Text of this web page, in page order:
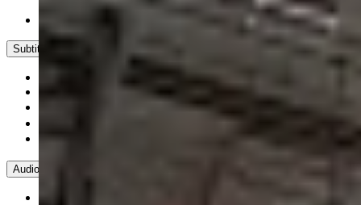
Subtitles
, opens subtitles settings dialog
, selected
日本語
Audio Track
default